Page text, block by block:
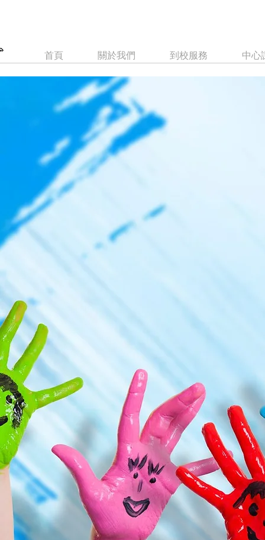
首頁 關於我們 到校服務 中心